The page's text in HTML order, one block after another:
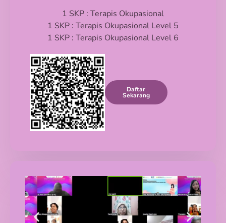
1 SKP : Terapis Okupasional
1 SKP : Terapis Okupasional Level 5
1 SKP : Terapis Okupasional Level 6
Daftar
Sekarang